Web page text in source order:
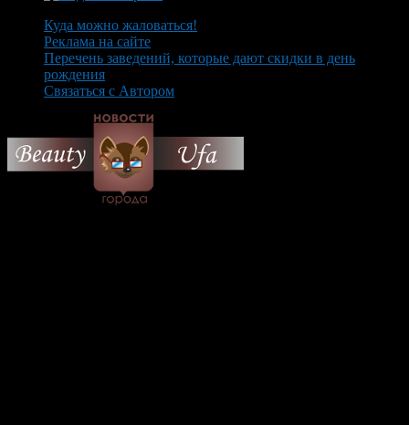
Куда можно жаловаться!
Реклама на сайте
Перечень заведений, которые дают скидки в день
рождения
Связаться с Автором